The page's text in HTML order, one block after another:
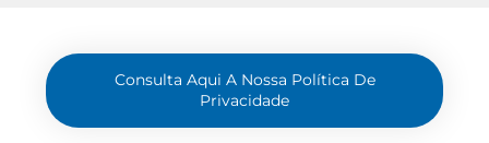
Consulta Aqui A Nossa Política De
Privacidade